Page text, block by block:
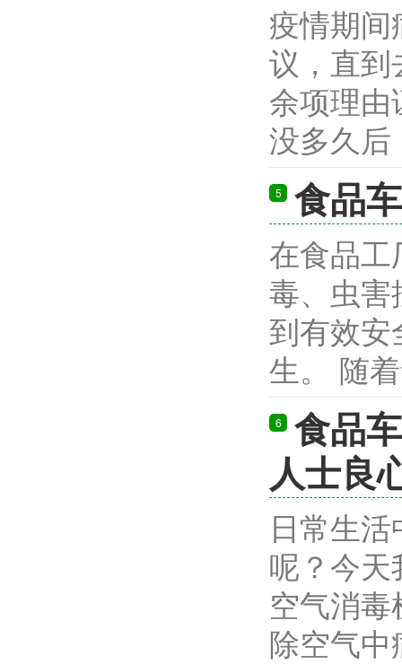
疫情期
议，直
余项理
没多久
5 食品
在食品
毒、虫
到有效
生。 随
6
食品
人士良
日常生
呢？今
空气消
除空气